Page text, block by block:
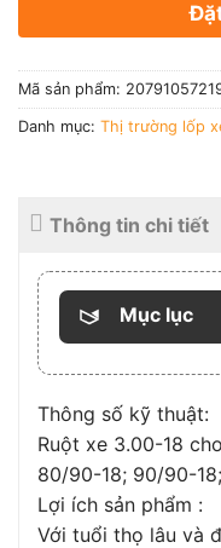
Mã sản phẩm:
Danh mục: Thị trường lốp
Thông tin chi tiết
Mục lục
Thông số kỹ thuật:
Ruột xe 3.00-18
80/90-18; 90/90-
Lợi ích sản phẩm :
Với tuổi thọ lâu và